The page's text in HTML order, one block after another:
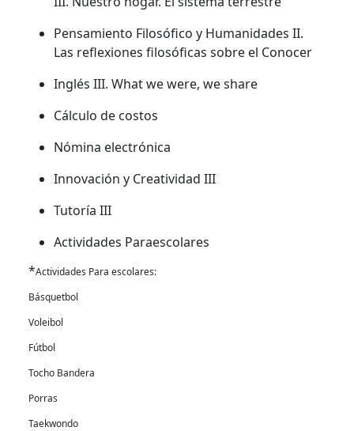
Pensamiento Filosófico y Humanidades II.
Las reflexiones filosóficas sobre el Conocer
Inglés III. What we were, we share
Cálculo de costos
Nómina electrónica
Innovación y Creatividad III
Tutoría III
Actividades Paraescolares
*Actividades Para escolares:
Básquetbol
Voleibol
Fútbol
Tocho Bandera
Porras
Taekwondo